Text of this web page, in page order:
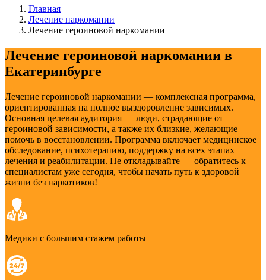
Главная
Лечение наркомании
Лечение героиновой наркомании
Лечение героиновой наркомании в
Екатеринбурге
Лечение героиновой наркомании — комплексная программа,
ориентированная на полное выздоровление зависимых.
Основная целевая аудитория — люди, страдающие от
героиновой зависимости, а также их близкие, желающие
помочь в восстановлении. Программа включает медицинское
обследование, психотерапию, поддержку на всех этапах
лечения и реабилитации. Не откладывайте — обратитесь к
специалистам уже сегодня, чтобы начать путь к здоровой
жизни без наркотиков!
Медики с большим стажем работы